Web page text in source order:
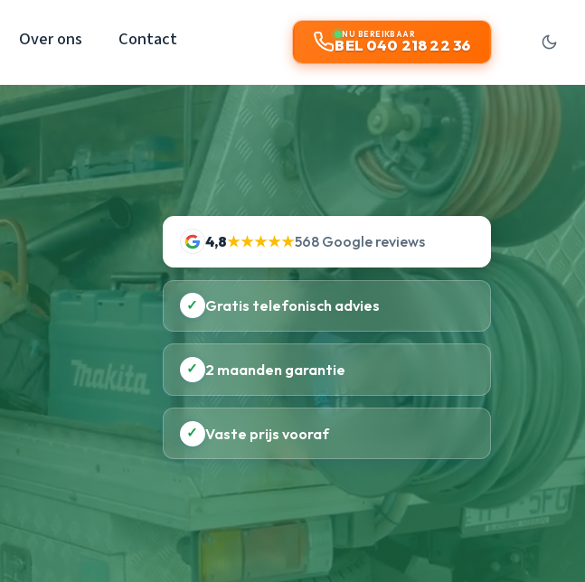
Over ons Contact NU BEREIKBAAR
BEL 040 218 22 36
4,8★★★★★568 Google reviews
✓ Gratis telefonisch advies
✓ 2 maanden garantie
✓ Vaste prijs vooraf